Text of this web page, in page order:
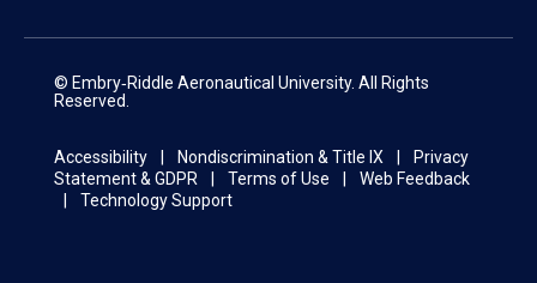
© Embry‑Riddle Aeronautical University. All Rights
Reserved.
Accessibility Nondiscrimination & Title IX
Privacy
Statement & GDPR
Terms of Use
Web Feedback
Technology Support